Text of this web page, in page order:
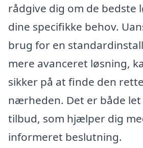
rådgive dig om de bedste
dine specifikke behov.
brug for en
mere avanceret løsning,
sikker på at finde den
nærheden. Det er både
tilbud, som hjælper dig
informeret beslutning.